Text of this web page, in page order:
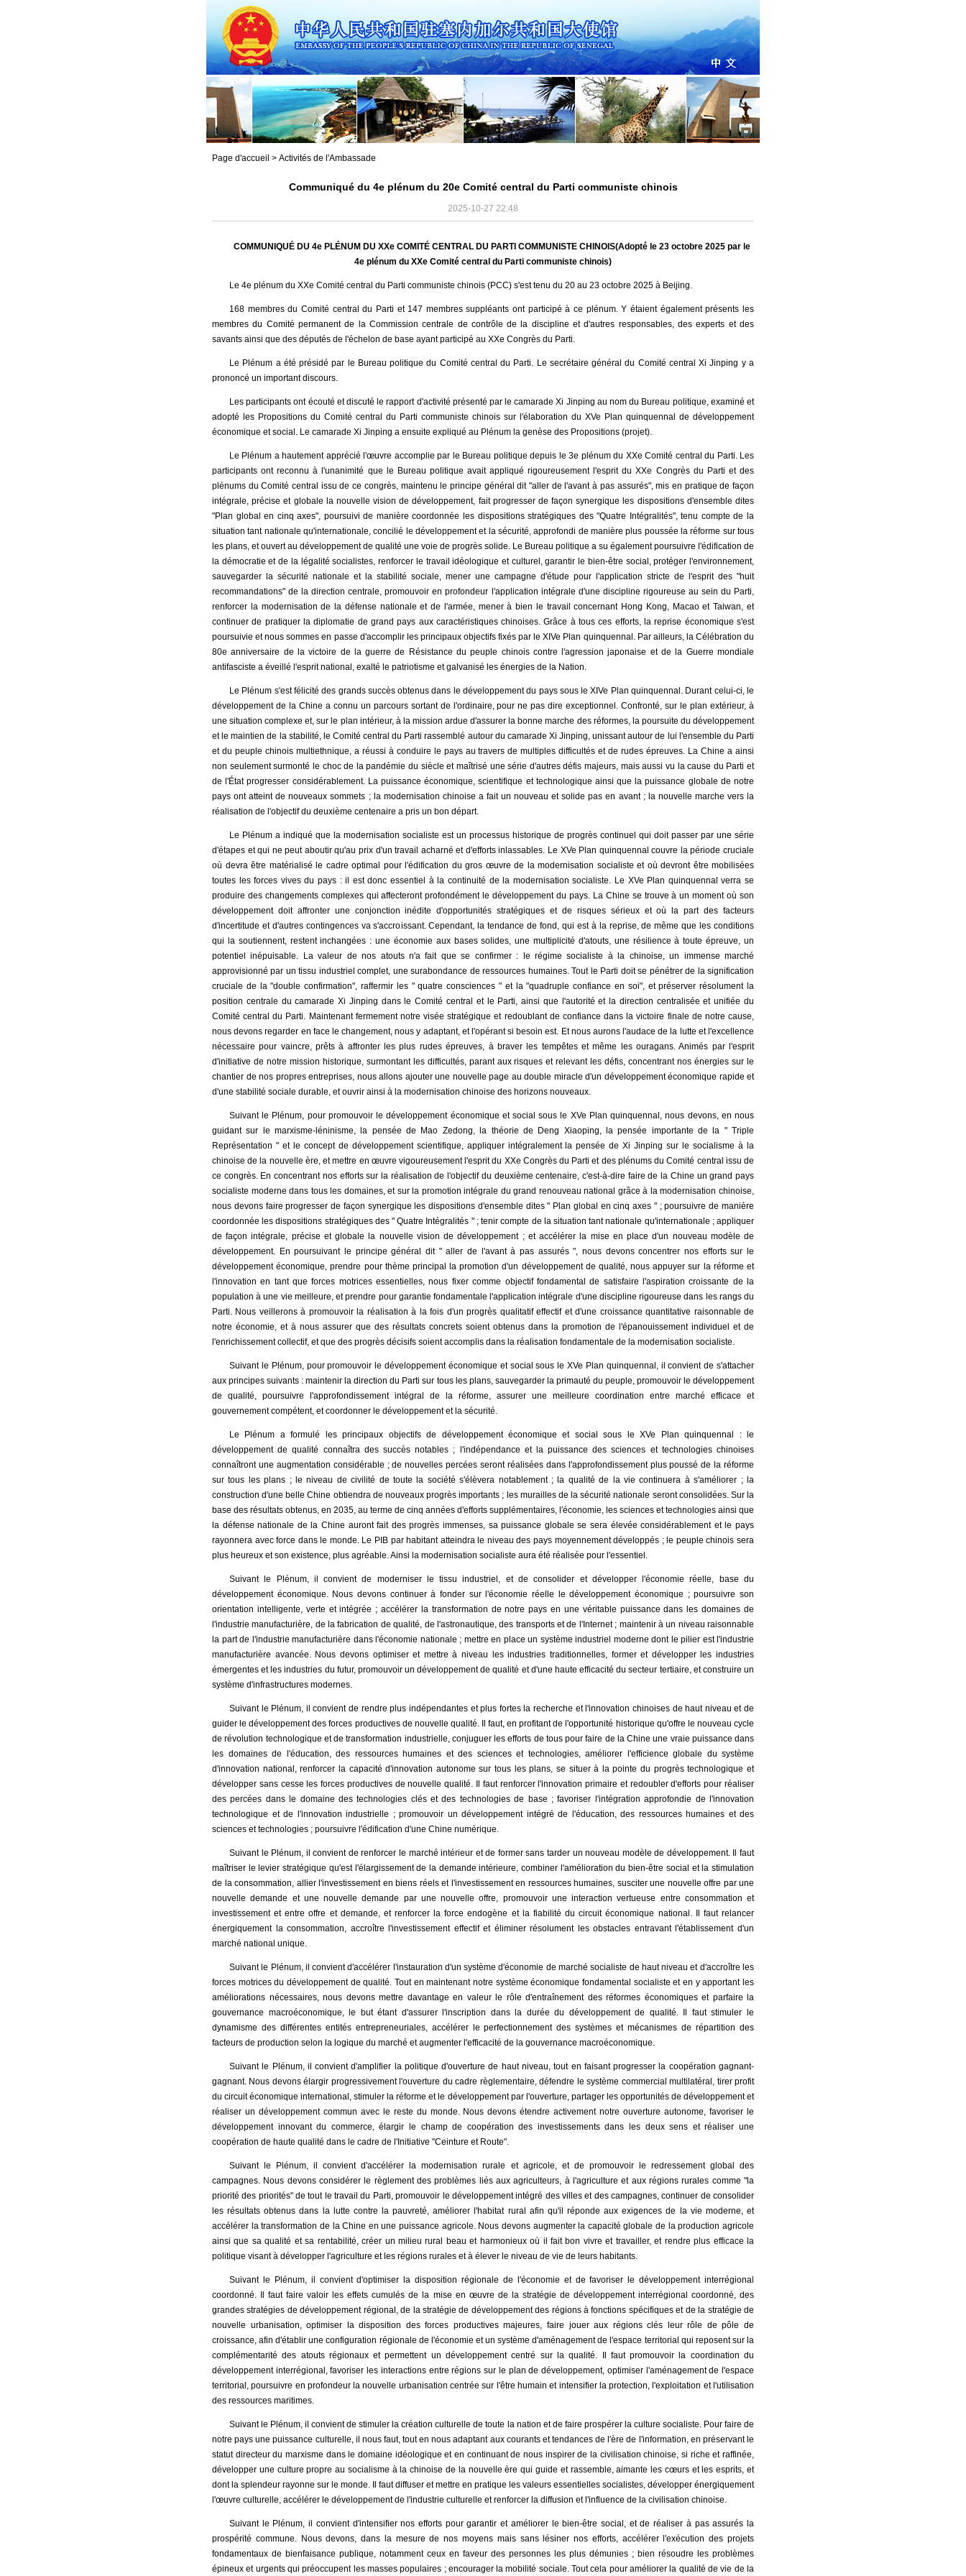
Page d'accueil > Activités de l'Ambassade
Communiqué du 4e plénum du 20e Comité central du Parti communiste chinois
2025-10-27 22:48
COMMUNIQUÉ DU 4e PLÉNUM DU XXe COMITÉ CENTRAL DU PARTI COMMUNISTE CHINOIS(Adopté le 23 octobre 2025 par le
4e plénum du XXe Comité central du Parti communiste chinois)
Le 4e plénum du XXe Comité central du Parti communiste chinois (PCC) s'est tenu du 20 au 23 octobre 2025 à Beijing.
168 membres du Comité central du Parti et 147 membres suppléants ont participé à ce plénum. Y étaient également présents les
membres du Comité permanent de la Commission centrale de contrôle de la discipline et d'autres responsables, des experts et des
savants ainsi que des députés de l'échelon de base ayant participé au XXe Congrès du Parti.
Le Plénum a été présidé par le Bureau politique du Comité central du Parti. Le secrétaire général du Comité central Xi Jinping y a
prononcé un important discours.
Les participants ont écouté et discuté le rapport d'activité présenté par le camarade Xi Jinping au nom du Bureau politique, examiné et
adopté les Propositions du Comité central du Parti communiste chinois sur l'élaboration du XVe Plan quinquennal de développement
économique et social. Le camarade Xi Jinping a ensuite expliqué au Plénum la genèse des Propositions (projet).
Le Plénum a hautement apprécié l'œuvre accomplie par le Bureau politique depuis le 3e plénum du XXe Comité central du Parti. Les
participants ont reconnu à l'unanimité que le Bureau politique avait appliqué rigoureusement l'esprit du XXe Congrès du Parti et des
plénums du Comité central issu de ce congrès, maintenu le principe général dit "aller de l'avant à pas assurés", mis en pratique de façon
intégrale, précise et globale la nouvelle vision de développement, fait progresser de façon synergique les dispositions d'ensemble dites
"Plan global en cinq axes", poursuivi de manière coordonnée les dispositions stratégiques des "Quatre Intégralités", tenu compte de la
situation tant nationale qu'internationale, concilié le développement et la sécurité, approfondi de manière plus poussée la réforme sur tous
les plans, et ouvert au développement de qualité une voie de progrès solide. Le Bureau politique a su également poursuivre l'édification de
la démocratie et de la légalité socialistes, renforcer le travail idéologique et culturel, garantir le bien-être social, protéger l'environnement,
sauvegarder la sécurité nationale et la stabilité sociale, mener une campagne d'étude pour l'application stricte de l'esprit des "huit
recommandations" de la direction centrale, promouvoir en profondeur l'application intégrale d'une discipline rigoureuse au sein du Parti,
renforcer la modernisation de la défense nationale et de l'armée, mener à bien le travail concernant Hong Kong, Macao et Taiwan, et
continuer de pratiquer la diplomatie de grand pays aux caractéristiques chinoises. Grâce à tous ces efforts, la reprise économique s'est
poursuivie et nous sommes en passe d'accomplir les principaux objectifs fixés par le XIVe Plan quinquennal. Par ailleurs, la Célébration du
80e anniversaire de la victoire de la guerre de Résistance du peuple chinois contre l'agression japonaise et de la Guerre mondiale
antifasciste a éveillé l'esprit national, exalté le patriotisme et galvanisé les énergies de la Nation.
Le Plénum s'est félicité des grands succès obtenus dans le développement du pays sous le XIVe Plan quinquennal. Durant celui-ci, le
développement de la Chine a connu un parcours sortant de l'ordinaire, pour ne pas dire exceptionnel. Confronté, sur le plan extérieur, à
une situation complexe et, sur le plan intérieur, à la mission ardue d'assurer la bonne marche des réformes, la poursuite du développement
et le maintien de la stabilité, le Comité central du Parti rassemblé autour du camarade Xi Jinping, unissant autour de lui l'ensemble du Parti
et du peuple chinois multiethnique, a réussi à conduire le pays au travers de multiples difficultés et de rudes épreuves. La Chine a ainsi
non seulement surmonté le choc de la pandémie du siècle et maîtrisé une série d'autres défis majeurs, mais aussi vu la cause du Parti et
de l'État progresser considérablement. La puissance économique, scientifique et technologique ainsi que la puissance globale de notre
pays ont atteint de nouveaux sommets ; la modernisation chinoise a fait un nouveau et solide pas en avant ; la nouvelle marche vers la
réalisation de l'objectif du deuxième centenaire a pris un bon départ.
Le Plénum a indiqué que la modernisation socialiste est un processus historique de progrès continuel qui doit passer par une série
d'étapes et qui ne peut aboutir qu'au prix d'un travail acharné et d'efforts inlassables. Le XVe Plan quinquennal couvre la période cruciale
où devra être matérialisé le cadre optimal pour l'édification du gros œuvre de la modernisation socialiste et où devront être mobilisées
toutes les forces vives du pays : il est donc essentiel à la continuité de la modernisation socialiste. Le XVe Plan quinquennal verra se
produire des changements complexes qui affecteront profondément le développement du pays. La Chine se trouve à un moment où son
développement doit affronter une conjonction inédite d'opportunités stratégiques et de risques sérieux et où la part des facteurs
d'incertitude et d'autres contingences va s'accroissant. Cependant, la tendance de fond, qui est à la reprise, de même que les conditions
qui la soutiennent, restent inchangées : une économie aux bases solides, une multiplicité d'atouts, une résilience à toute épreuve, un
potentiel inépuisable. La valeur de nos atouts n'a fait que se confirmer : le régime socialiste à la chinoise, un immense marché
approvisionné par un tissu industriel complet, une surabondance de ressources humaines. Tout le Parti doit se pénétrer de la signification
cruciale de la "double confirmation", raffermir les " quatre consciences " et la "quadruple confiance en soi", et préserver résolument la
position centrale du camarade Xi Jinping dans le Comité central et le Parti, ainsi que l'autorité et la direction centralisée et unifiée du
Comité central du Parti. Maintenant fermement notre visée stratégique et redoublant de confiance dans la victoire finale de notre cause,
nous devons regarder en face le changement, nous y adaptant, et l'opérant si besoin est. Et nous aurons l'audace de la lutte et l'excellence
nécessaire pour vaincre, prêts à affronter les plus rudes épreuves, à braver les tempêtes et même les ouragans. Animés par l'esprit
d'initiative de notre mission historique, surmontant les difficultés, parant aux risques et relevant les défis, concentrant nos énergies sur le
chantier de nos propres entreprises, nous allons ajouter une nouvelle page au double miracle d'un développement économique rapide et
d'une stabilité sociale durable, et ouvrir ainsi à la modernisation chinoise des horizons nouveaux.
Suivant le Plénum, pour promouvoir le développement économique et social sous le XVe Plan quinquennal, nous devons, en nous
guidant sur le marxisme-léninisme, la pensée de Mao Zedong, la théorie de Deng Xiaoping, la pensée importante de la " Triple
Représentation " et le concept de développement scientifique, appliquer intégralement la pensée de Xi Jinping sur le socialisme à la
chinoise de la nouvelle ère, et mettre en œuvre vigoureusement l'esprit du XXe Congrès du Parti et des plénums du Comité central issu de
ce congrès. En concentrant nos efforts sur la réalisation de l'objectif du deuxième centenaire, c'est-à-dire faire de la Chine un grand pays
socialiste moderne dans tous les domaines, et sur la promotion intégrale du grand renouveau national grâce à la modernisation chinoise,
nous devons faire progresser de façon synergique les dispositions d'ensemble dites " Plan global en cinq axes " ; poursuivre de manière
coordonnée les dispositions stratégiques des " Quatre Intégralités " ; tenir compte de la situation tant nationale qu'internationale ; appliquer
de façon intégrale, précise et globale la nouvelle vision de développement ; et accélérer la mise en place d'un nouveau modèle de
développement. En poursuivant le principe général dit " aller de l'avant à pas assurés ", nous devons concentrer nos efforts sur le
développement économique, prendre pour thème principal la promotion d'un développement de qualité, nous appuyer sur la réforme et
l'innovation en tant que forces motrices essentielles, nous fixer comme objectif fondamental de satisfaire l'aspiration croissante de la
population à une vie meilleure, et prendre pour garantie fondamentale l'application intégrale d'une discipline rigoureuse dans les rangs du
Parti. Nous veillerons à promouvoir la réalisation à la fois d'un progrès qualitatif effectif et d'une croissance quantitative raisonnable de
notre économie, et à nous assurer que des résultats concrets soient obtenus dans la promotion de l'épanouissement individuel et de
l'enrichissement collectif, et que des progrès décisifs soient accomplis dans la réalisation fondamentale de la modernisation socialiste.
Suivant le Plénum, pour promouvoir le développement économique et social sous le XVe Plan quinquennal, il convient de s'attacher
aux principes suivants : maintenir la direction du Parti sur tous les plans, sauvegarder la primauté du peuple, promouvoir le développement
de qualité, poursuivre l'approfondissement intégral de la réforme, assurer une meilleure coordination entre marché efficace et
gouvernement compétent, et coordonner le développement et la sécurité.
Le Plénum a formulé les principaux objectifs de développement économique et social sous le XVe Plan quinquennal : le
développement de qualité connaîtra des succès notables ; l'indépendance et la puissance des sciences et technologies chinoises
connaîtront une augmentation considérable ; de nouvelles percées seront réalisées dans l'approfondissement plus poussé de la réforme
sur tous les plans ; le niveau de civilité de toute la société s'élèvera notablement ; la qualité de la vie continuera à s'améliorer ; la
construction d'une belle Chine obtiendra de nouveaux progrès importants ; les murailles de la sécurité nationale seront consolidées. Sur la
base des résultats obtenus, en 2035, au terme de cinq années d'efforts supplémentaires, l'économie, les sciences et technologies ainsi que
la défense nationale de la Chine auront fait des progrès immenses, sa puissance globale se sera élevée considérablement et le pays
rayonnera avec force dans le monde. Le PIB par habitant atteindra le niveau des pays moyennement développés ; le peuple chinois sera
plus heureux et son existence, plus agréable. Ainsi la modernisation socialiste aura été réalisée pour l'essentiel.
Suivant le Plénum, il convient de moderniser le tissu industriel, et de consolider et développer l'économie réelle, base du
développement économique. Nous devons continuer à fonder sur l'économie réelle le développement économique ; poursuivre son
orientation intelligente, verte et intégrée ; accélérer la transformation de notre pays en une véritable puissance dans les domaines de
l'industrie manufacturière, de la fabrication de qualité, de l'astronautique, des transports et de l'Internet ; maintenir à un niveau raisonnable
la part de l'industrie manufacturière dans l'économie nationale ; mettre en place un système industriel moderne dont le pilier est l'industrie
manufacturière avancée. Nous devons optimiser et mettre à niveau les industries traditionnelles, former et développer les industries
émergentes et les industries du futur, promouvoir un développement de qualité et d'une haute efficacité du secteur tertiaire, et construire un
système d'infrastructures modernes.
Suivant le Plénum, il convient de rendre plus indépendantes et plus fortes la recherche et l'innovation chinoises de haut niveau et de
guider le développement des forces productives de nouvelle qualité. Il faut, en profitant de l'opportunité historique qu'offre le nouveau cycle
de révolution technologique et de transformation industrielle, conjuguer les efforts de tous pour faire de la Chine une vraie puissance dans
les domaines de l'éducation, des ressources humaines et des sciences et technologies, améliorer l'efficience globale du système
d'innovation national, renforcer la capacité d'innovation autonome sur tous les plans, se situer à la pointe du progrès technologique et
développer sans cesse les forces productives de nouvelle qualité. Il faut renforcer l'innovation primaire et redoubler d'efforts pour réaliser
des percées dans le domaine des technologies clés et des technologies de base ; favoriser l'intégration approfondie de l'innovation
technologique et de l'innovation industrielle ; promouvoir un développement intégré de l'éducation, des ressources humaines et des
sciences et technologies ; poursuivre l'édification d'une Chine numérique.
Suivant le Plénum, il convient de renforcer le marché intérieur et de former sans tarder un nouveau modèle de développement. Il faut
maîtriser le levier stratégique qu'est l'élargissement de la demande intérieure, combiner l'amélioration du bien-être social et la stimulation
de la consommation, allier l'investissement en biens réels et l'investissement en ressources humaines, susciter une nouvelle offre par une
nouvelle demande et une nouvelle demande par une nouvelle offre, promouvoir une interaction vertueuse entre consommation et
investissement et entre offre et demande, et renforcer la force endogène et la fiabilité du circuit économique national. Il faut relancer
énergiquement la consommation, accroître l'investissement effectif et éliminer résolument les obstacles entravant l'établissement d'un
marché national unique.
Suivant le Plénum, il convient d'accélérer l'instauration d'un système d'économie de marché socialiste de haut niveau et d'accroître les
forces motrices du développement de qualité. Tout en maintenant notre système économique fondamental socialiste et en y apportant les
améliorations nécessaires, nous devons mettre davantage en valeur le rôle d'entraînement des réformes économiques et parfaire la
gouvernance macroéconomique, le but étant d'assurer l'inscription dans la durée du développement de qualité. Il faut stimuler le
dynamisme des différentes entités entrepreneuriales, accélérer le perfectionnement des systèmes et mécanismes de répartition des
facteurs de production selon la logique du marché et augmenter l'efficacité de la gouvernance macroéconomique.
Suivant le Plénum, il convient d'amplifier la politique d'ouverture de haut niveau, tout en faisant progresser la coopération gagnant-
gagnant. Nous devons élargir progressivement l'ouverture du cadre règlementaire, défendre le système commercial multilatéral, tirer profit
du circuit économique international, stimuler la réforme et le développement par l'ouverture, partager les opportunités de développement et
réaliser un développement commun avec le reste du monde. Nous devons étendre activement notre ouverture autonome, favoriser le
développement innovant du commerce, élargir le champ de coopération des investissements dans les deux sens et réaliser une
coopération de haute qualité dans le cadre de l'Initiative "Ceinture et Route".
Suivant le Plénum, il convient d'accélérer la modernisation rurale et agricole, et de promouvoir le redressement global des
campagnes. Nous devons considérer le règlement des problèmes liés aux agriculteurs, à l'agriculture et aux régions rurales comme "la
priorité des priorités" de tout le travail du Parti, promouvoir le développement intégré des villes et des campagnes, continuer de consolider
les résultats obtenus dans la lutte contre la pauvreté, améliorer l'habitat rural afin qu'il réponde aux exigences de la vie moderne, et
accélérer la transformation de la Chine en une puissance agricole. Nous devons augmenter la capacité globale de la production agricole
ainsi que sa qualité et sa rentabilité, créer un milieu rural beau et harmonieux où il fait bon vivre et travailler, et rendre plus efficace la
politique visant à développer l'agriculture et les régions rurales et à élever le niveau de vie de leurs habitants.
Suivant le Plénum, il convient d'optimiser la disposition régionale de l'économie et de favoriser le développement interrégional
coordonné. Il faut faire valoir les effets cumulés de la mise en œuvre de la stratégie de développement interrégional coordonné, des
grandes stratégies de développement régional, de la stratégie de développement des régions à fonctions spécifiques et de la stratégie de
nouvelle urbanisation, optimiser la disposition des forces productives majeures, faire jouer aux régions clés leur rôle de pôle de
croissance, afin d'établir une configuration régionale de l'économie et un système d'aménagement de l'espace territorial qui reposent sur la
complémentarité des atouts régionaux et permettent un développement centré sur la qualité. Il faut promouvoir la coordination du
développement interrégional, favoriser les interactions entre régions sur le plan de développement, optimiser l'aménagement de l'espace
territorial, poursuivre en profondeur la nouvelle urbanisation centrée sur l'être humain et intensifier la protection, l'exploitation et l'utilisation
des ressources maritimes.
Suivant le Plénum, il convient de stimuler la création culturelle de toute la nation et de faire prospérer la culture socialiste. Pour faire de
notre pays une puissance culturelle, il nous faut, tout en nous adaptant aux courants et tendances de l'ère de l'information, en préservant le
statut directeur du marxisme dans le domaine idéologique et en continuant de nous inspirer de la civilisation chinoise, si riche et raffinée,
développer une culture propre au socialisme à la chinoise de la nouvelle ère qui guide et rassemble, aimante les cœurs et les esprits, et
dont la splendeur rayonne sur le monde. Il faut diffuser et mettre en pratique les valeurs essentielles socialistes, développer énergiquement
l'œuvre culturelle, accélérer le développement de l'industrie culturelle et renforcer la diffusion et l'influence de la civilisation chinoise.
Suivant le Plénum, il convient d'intensifier nos efforts pour garantir et améliorer le bien-être social, et de réaliser à pas assurés la
prospérité commune. Nous devons, dans la mesure de nos moyens mais sans lésiner nos efforts, accélérer l'exécution des projets
fondamentaux de bienfaisance publique, notamment ceux en faveur des personnes les plus démunies ; bien résoudre les problèmes
épineux et urgents qui préoccupent les masses populaires ; encourager la mobilité sociale. Tout cela pour améliorer la qualité de vie de la